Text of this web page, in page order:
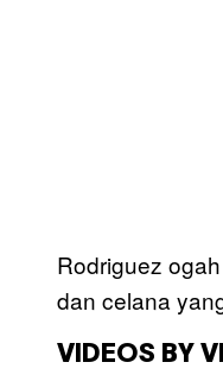
Rodriguez
dan celana
VIDEOS BY